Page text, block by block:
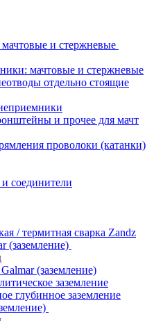
и стержневые
мачтовые и стержневые
отдельно стоящие
и прочее для мачт
проволоки (катанки)
соединители
/ термитная сварка Zandz
(заземление)
(заземление)
заземление
глубинное заземление